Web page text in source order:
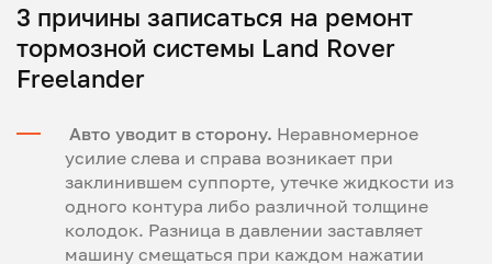
3 причины записаться на ремонт
тормозной системы Land Rover
Freelander
Авто уводит в сторону. Неравномерное
усилие слева и справа возникает при
заклинившем суппорте, утечке жидкости из
одного контура либо различной толщине
колодок. Разница в давлении заставляет
машину смещаться при каждом нажатии